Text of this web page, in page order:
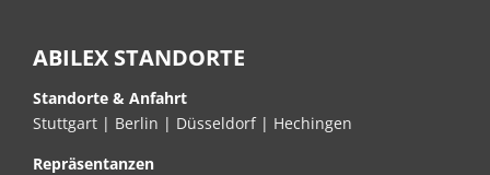
ABILEX STANDORTE
Standorte & Anfahrt
Stuttgart | Berlin | Düsseldorf | Hechingen
Repräsentanzen